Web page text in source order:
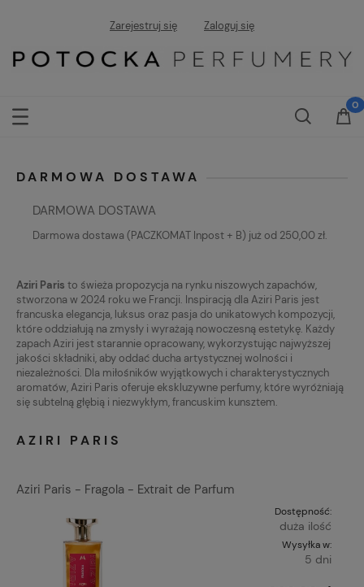
Zarejestruj się Zaloguj się
DARMOWA DOSTAWA
DARMOWA DOSTAWA
Darmowa dostawa (PACZKOMAT Inpost + B) już od 250,00 zł.
Aziri Paris to świeża propozycja na rynku niszowych zapachów,
stworzona w 2024 roku we Francji. Inspiracją dla Aziri Paris jest
francuska elegancja, luksus oraz pasja do unikatowych kompozycji,
które oddziałują na zmysły i wyrażają nowoczesną estetykę. Każdy
zapach Aziri jest starannie opracowany, wykorzystując najwyższej
jakości składniki, aby oddać ducha artystycznej wolności i
niezależności. Dla miłośników wyjątkowych i charakterystycznych
aromatów, Aziri Paris oferuje ekskluzywne perfumy, które wyróżniają
się subtelną głębią i niezwykłym, francuskim kunsztem.
AZIRI PARIS
Aziri Paris - Fragola - Extrait de Parfum
Dostępność:
duża ilość
Wysyłka w:
5 dni